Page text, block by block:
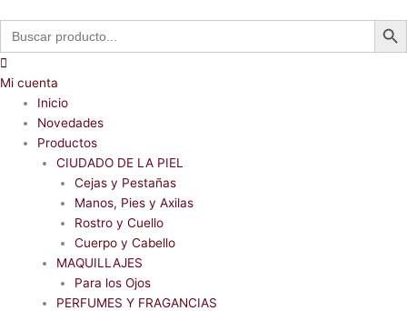
contenido
Search
for:
Search
Mi cuenta
Inicio
Novedades
Productos
CIUDADO DE LA PIEL
Cejas y Pestañas
Manos, Pies y Axilas
Rostro y Cuello
Cuerpo y Cabello
MAQUILLAJES
Para los Ojos
PERFUMES Y FRAGANCIAS
search